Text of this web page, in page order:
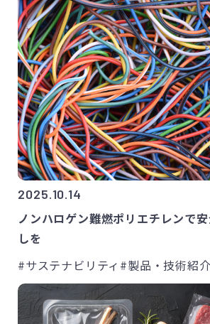
2025.10.14
ノンハロゲン難燃ポリエチレンで
しを
#サステナビリティ #製品・技術紹介